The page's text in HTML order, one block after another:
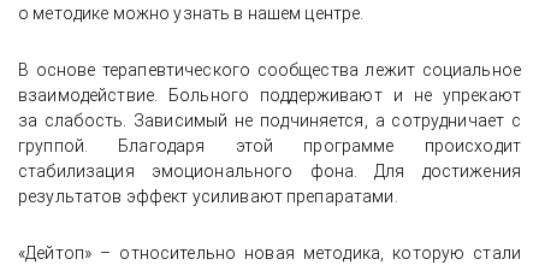
о методике можно узнать в нашем центре.
В основе терапевтического сообщества лежит социальное
взаимодействие. Больного поддерживают и не упрекают
за слабость. Зависимый не подчиняется, а сотрудничает с
группой. Благодаря этой программе происходит
стабилизация эмоционального фона. Для достижения
результатов эффект усиливают препаратами.
«Дейтоп» – относительно новая методика, которую стали